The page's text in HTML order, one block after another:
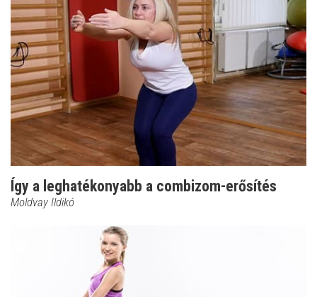
Így a leghatékonyabb a combizom-erősítés
Moldvay Ildikó